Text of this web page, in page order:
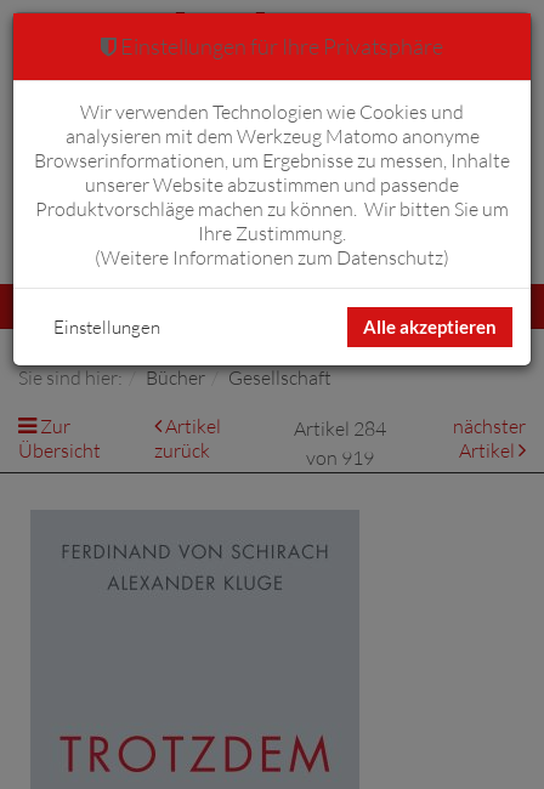
Anmelden Warenkorb 0
umschalten
Sie sind hier: Bücher
Gesellschaft
Zur
Übersicht
Artikel
zurück
Artikel 284
von 919
nächster
Artikel
Einstellungen für Ihre Privatsphäre
Wir verwenden Technologien wie Cookies und
analysieren mit dem Werkzeug Matomo anonyme
Browserinformationen, um Ergebnisse zu messen, Inhalte
unserer Website abzustimmen und passende
Produktvorschläge machen zu können. Wir bitten Sie um
Ihre Zustimmung.
(Weitere Informationen zum Datenschutz)
Alle akzeptieren
Einstellungen